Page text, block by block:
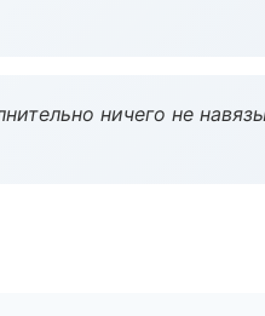
ничего не